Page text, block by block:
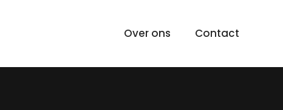
Over ons Contact